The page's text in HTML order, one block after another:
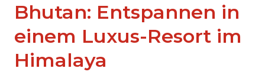
Bhutan: Entspannen in
einem Luxus-Resort im
Himalaya